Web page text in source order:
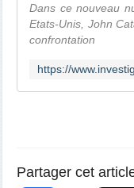
Dans ce nouveau
Etats-Unis, John
confrontation
Partager cet